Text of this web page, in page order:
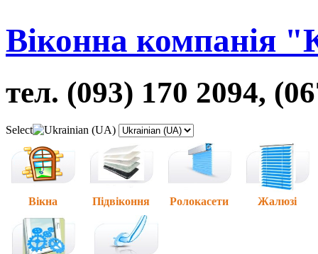
Віконна компанія
тел. (093) 170 2094,
Select
Вікна Підвіконня Ролокасети Жалюзі